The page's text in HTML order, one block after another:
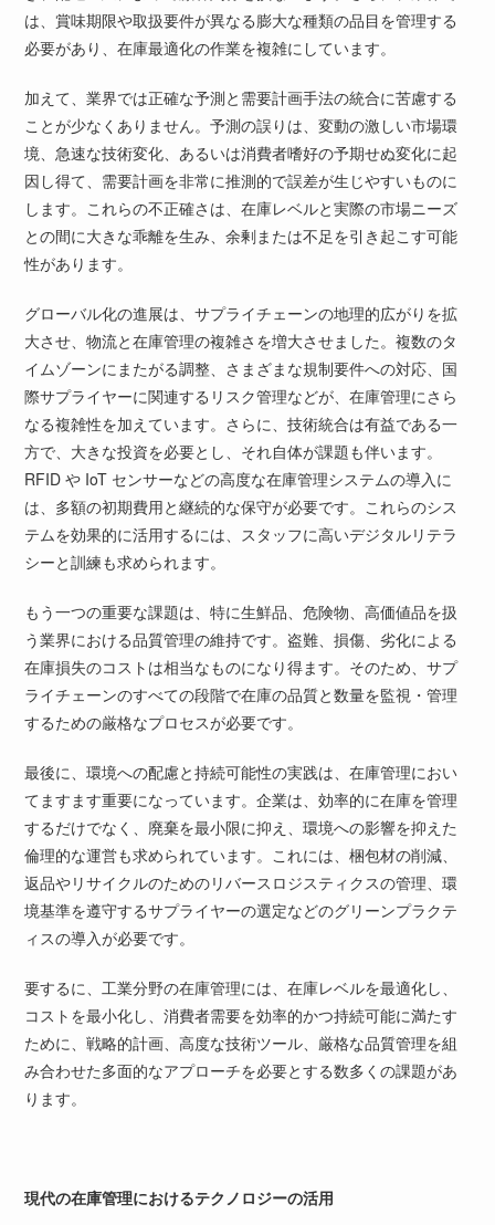
は、賞味期限や取扱要件が異なる膨大な種類の品目を管理する
必要があり、在庫最適化の作業を複雑にしています。
加えて、業界では正確な予測と需要計画手法の統合に苦慮する
ことが少なくありません。予測の誤りは、変動の激しい市場環
境、急速な技術変化、あるいは消費者嗜好の予期せぬ変化に起
因し得て、需要計画を非常に推測的で誤差が生じやすいものに
します。これらの不正確さは、在庫レベルと実際の市場ニーズ
との間に大きな乖離を生み、余剰または不足を引き起こす可能
性があります。
グローバル化の進展は、サプライチェーンの地理的広がりを拡
大させ、物流と在庫管理の複雑さを増大させました。複数のタ
イムゾーンにまたがる調整、さまざまな規制要件への対応、国
際サプライヤーに関連するリスク管理などが、在庫管理にさら
なる複雑性を加えています。さらに、技術統合は有益である一
方で、大きな投資を必要とし、それ自体が課題も伴います。
RFID や IoT センサーなどの高度な在庫管理システムの導入に
は、多額の初期費用と継続的な保守が必要です。これらのシス
テムを効果的に活用するには、スタッフに高いデジタルリテラ
シーと訓練も求められます。
もう一つの重要な課題は、特に生鮮品、危険物、高価値品を扱
う業界における品質管理の維持です。盗難、損傷、劣化による
在庫損失のコストは相当なものになり得ます。そのため、サプ
ライチェーンのすべての段階で在庫の品質と数量を監視・管理
するための厳格なプロセスが必要です。
最後に、環境への配慮と持続可能性の実践は、在庫管理におい
てますます重要になっています。企業は、効率的に在庫を管理
するだけでなく、廃棄を最小限に抑え、環境への影響を抑えた
倫理的な運営も求められています。これには、梱包材の削減、
返品やリサイクルのためのリバースロジスティクスの管理、環
境基準を遵守するサプライヤーの選定などのグリーンプラクテ
ィスの導入が必要です。
要するに、工業分野の在庫管理には、在庫レベルを最適化し、
コストを最小化し、消費者需要を効率的かつ持続可能に満たす
ために、戦略的計画、高度な技術ツール、厳格な品質管理を組
み合わせた多面的なアプローチを必要とする数多くの課題があ
ります。
現代の在庫管理におけるテクノロジーの活用